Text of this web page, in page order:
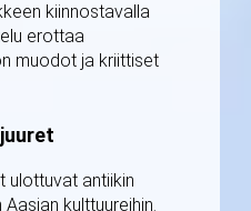
kiinnostavalla
erottaa
muodot ja kriittiset
ulottuvat antiikin
kulttuureihin.